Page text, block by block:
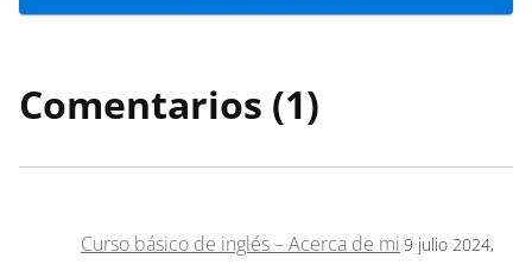
Comentarios (1)
Curso básico de inglés – Acerca de mi 9 julio 2024,